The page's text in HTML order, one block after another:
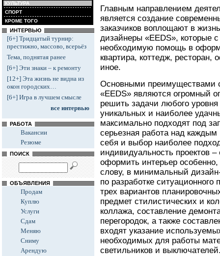
КУЛЬТУРА
СПОРТ
КРОМЕ ТОГО
ИНТЕРВЬЮ
[6+] Тридцатый турнир:
престижно, массово, всерьёз
Тема, поднятая ранее
[6+] Эти знаки – к ремонту
[12+] Эта жизнь не видна из
окон городских…
[6+] Игра в лучшем смысле
все интервью
РАБОТА
Вакансии
Резюме
ПОИСК
ОБЪЯВЛЕНИЯ
Продам
Куплю
Услуги
Сдам
Меняю
Сниму
Арендую
Главным направлением
является создание
заказчиков воплощают в
дизайнеры «EEDS», которые
необходимую помощь в
квартира, коттедж,
иное.
Основными преимуществами
«EEDS» являются огромный
решить задачи любого
уникальных и наиболее
максимально подходят под
серьезная работа над каждым
себя и выбор наиболее
индивидуальность проектов
оформить интерьер
слову, в минимальный
по разработке
трех вариантов
предмет стилистических и
коллажа, составление
перегородок, а также
входят указание
необходимых для работы
светильников и